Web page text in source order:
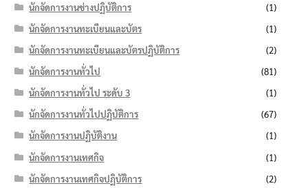
นักจัดการงานช่างปฏิบัติการ
(1)
นักจัดการงานทะเบียนและบัตร
(1)
นักจัดการงานทะเบียนและบัตรปฏิบัติการ
(2)
นักจัดการงานทั่วไป
(81)
นักจัดการงานทั่วไป ระดับ 3
(1)
นักจัดการงานทั่วไปปฏิบัติการ
(67)
นักจัดการงานปฏิบัติงาน
(1)
นักจัดการงานเทศกิจ
(1)
นักจัดการงานเทศกิจปฏิบัติการ
(2)